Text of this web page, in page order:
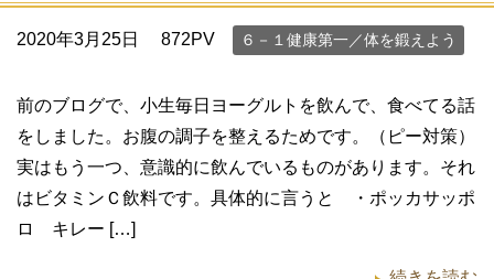
2020年3月25日 872PV ６－１健康第一／体を鍛えよう
前のブログで、小生毎日ヨーグルトを飲んで、食べてる話
をしました。お腹の調子を整えるためです。（ピー対策）
実はもう一つ、意識的に飲んでいるものがあります。それ
はビタミンＣ飲料です。具体的に言うと ・ポッカサッポ
ロ キレー […]